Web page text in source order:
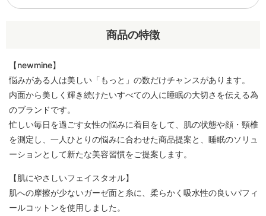
商品の特徴
【newmine】
悩みがある人は美しい「もっと」の数だけチャンスがあります。
内面から美しく輝き続けたいすべての人に睡眠の大切さを伝える為
のブランドです。
忙しい毎日を過ごす女性の悩みに着目をして、肌の状態や顔・頸椎
を測定し、一人ひとりの悩みに合わせた商品提案と、睡眠のソリュ
ーションとして新たな美容習慣をご提案します。
【肌にやさしいフェイスタオル】
肌への摩擦が少ないガーゼ面と糸に、柔らかく吸水性の良いパフィ
ールコットンを使用しました。